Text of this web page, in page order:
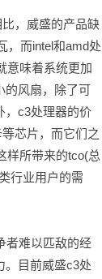
，威盛的产品缺
，而intel和amd处
意味着系统更加
的风扇，除了可
，c3处理器的价
芯片，而它们之
样所带来的tco(总
行业用户的需
难以匹敌的经
。目前威盛c3处